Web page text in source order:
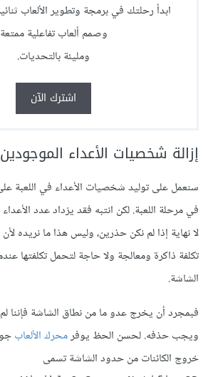
ابدأ رحلتك في برمجة وتطوير الألعاب
وصمم ألعاب تفاعلية ممتعة
ومليئة بالتحديات.
اشترك الآن
إزالة شخصيات الأعداء
سنعمل على توليد شخصيات الأعداء في اللعبة
في مرحلة اللعبة. لكن انتبه فقد يزداد عدد
لا نهاية إذا لم نكن حذرين، وليس هذا ما نريده
تكلفة ذاكرة ومعالجة ولا حاجة لتحمل تكلفتها
الشاشة.
فبمجرد أن يخرج عدو ما من نطاق الشاشة فإننا
ويجب حذفه. لحسن الحظ يوفرمحرك الألعاب
خروج الكائنات من حدود الشاشة تسمى